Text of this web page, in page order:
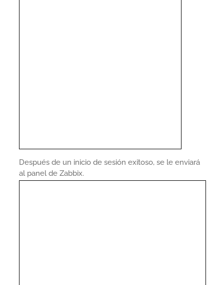
Después de un inicio de sesión exitoso, se le enviará
al panel de Zabbix.